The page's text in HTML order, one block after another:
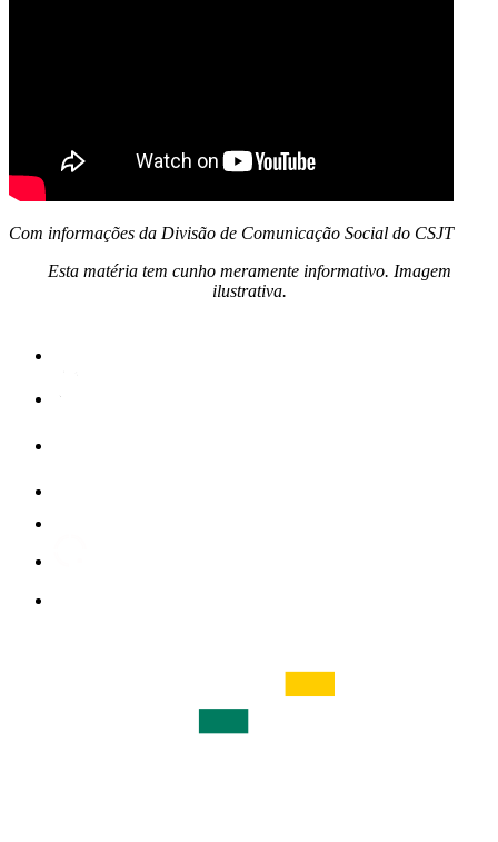
Com informações da Divisão de Comunicação Social do CSJT
Esta matéria tem cunho meramente informativo. Imagem
ilustrativa.